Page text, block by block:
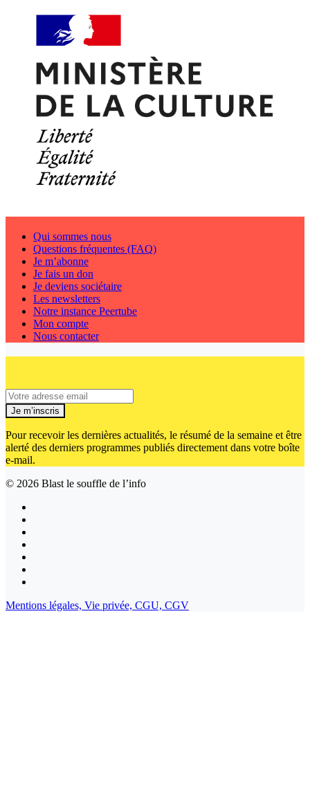
Qui sommes nous
Questions fréquentes (FAQ)
Je m’abonne
Je fais un don
Je deviens sociétaire
Les newsletters
Notre instance Peertube
Mon compte
Nous contacter
Je m’inscris
Pour recevoir les dernières actualités, le résumé de la semaine et être
alerté des derniers programmes publiés directement dans votre boîte
e-mail.
© 2026 Blast le souffle de l’info
Mentions légales, Vie privée, CGU, CGV